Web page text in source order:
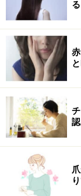
る
認